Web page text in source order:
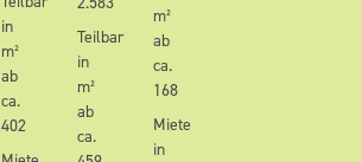
in
m²
ab
ca.
402
Teilbar
in
m²
ab
ca.
m²
ab
ca.
168
Miete
in